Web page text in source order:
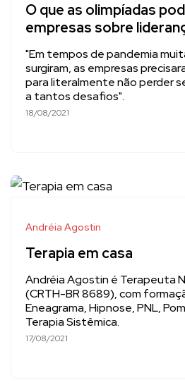
O que as olimpíadas
empresas sobre
"Em tempos de pandemia
surgiram, as empresas
para literalmente não perder
a tantos desafios".
18/08/2021
Andréia Agostin
Terapia em casa
Andréia Agostin é Terapeuta
(CRTH-BR 8689), com
Eneagrama, Hipnose, PNL,
Terapia Sistêmica.
17/08/2021